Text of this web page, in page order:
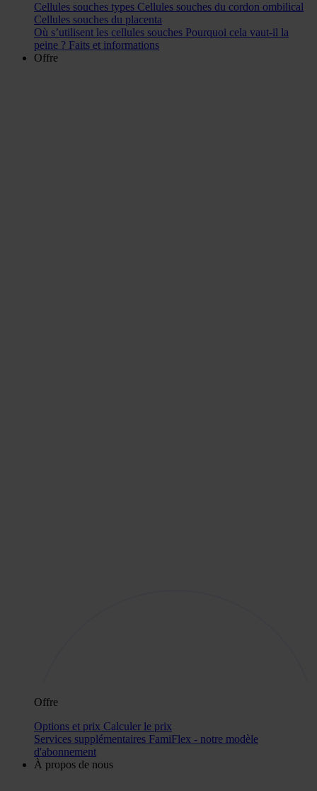
Cellules souches types Cellules souches du cordon ombilical
Cellules souches du placenta
Où s’utilisent les cellules souches Pourquoi cela vaut-il la
peine ? Faits et informations
Offre
Offre
Options et prix Calculer le prix
Services supplémentaires FamiFlex - notre modèle
d'abonnement
À propos de nous